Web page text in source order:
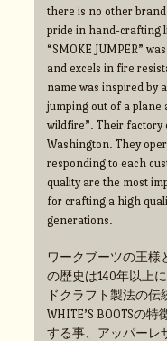
there is no other
pride in hand-crafting
“SMOKE JUMPER”
and excels in fire
name was inspired by
jumping out of a plane
wildfire”. Their factory
Washington. They
responding to each
quality are the most
for crafting a high
generations.
ワークブーツの王様
の歴史は140年以上
ドクラフト製法の伝
WHITE’S BOOTSの
する事、アッパーレ